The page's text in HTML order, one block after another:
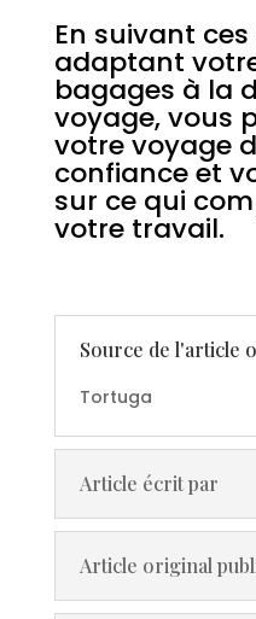
En suivant
adaptant
bagages à la
voyage, vous
votre voyage
confiance et
sur ce qui
votre travail.
Source de l'article
Tortuga
Article écrit par
Article original